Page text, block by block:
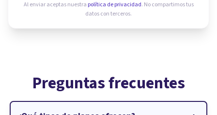
Al enviar aceptas nuestra política de privacidad. No compartimos tus
datos con terceros.
Preguntas frecuentes